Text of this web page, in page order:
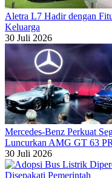
Aletra L7 Hadir dengan
Keluarga
30 Juli 2026
Mercedes-Benz Perkuat
Luncurkan AMG GT 63
30 Juli 2026